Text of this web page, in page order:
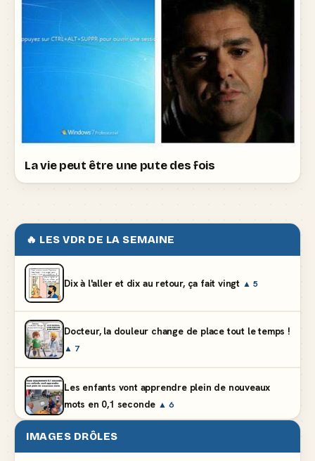
La vie peut être une pute des fois
🔥 LES VDR DE LA SEMAINE
Dix à l'aller et dix au retour, ça fait vingt ▲ 5
Docteur, la douleur change de place tout le temps !
▲ 7
Les enfants vont apprendre plein de nouveaux
mots en 0,1 seconde ▲ 6
En état de légitime dépenses aux soldes ▲ 4
IMAGES DRÔLES